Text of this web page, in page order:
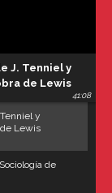
J. Tenniel y
de Lewis
41:08
y
Lewis
de